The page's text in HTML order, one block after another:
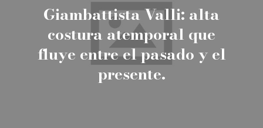
Giambattista Valli: alta
costura atemporal que
fluye entre el pasado y el
presente.